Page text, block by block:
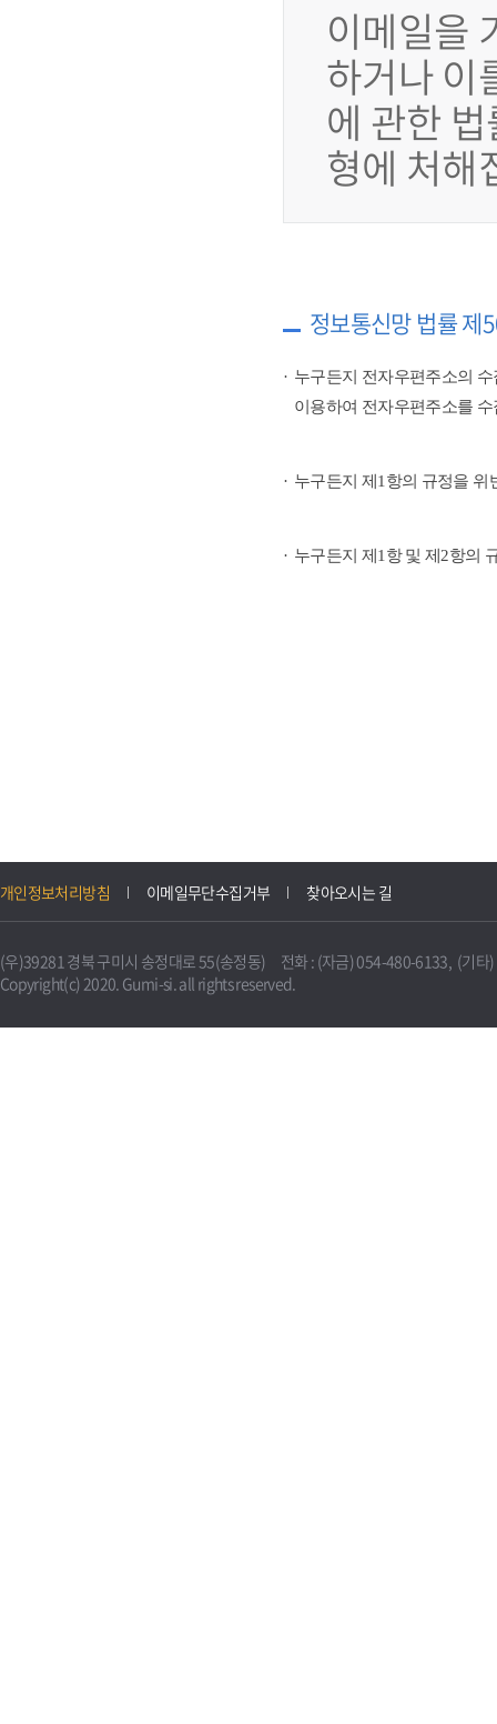
이메일을
하거나 이
에 관한
형에 처해
정보통신망 법률 제
누구든지 전자우편주소의
이용하여 전자우편주소를
누구든지 제1항의 규정을 위
누구든지 제1항 및 제2항의
개인정보처리방침 이메일무단수집거부 찾아오시는 길
(우)39281 경북 구미시 송정대로 55(송정동) 전화 : (자금) 054-480-6133, (기타
Copyright(c) 2020. Gumi-si. all rights reserved.